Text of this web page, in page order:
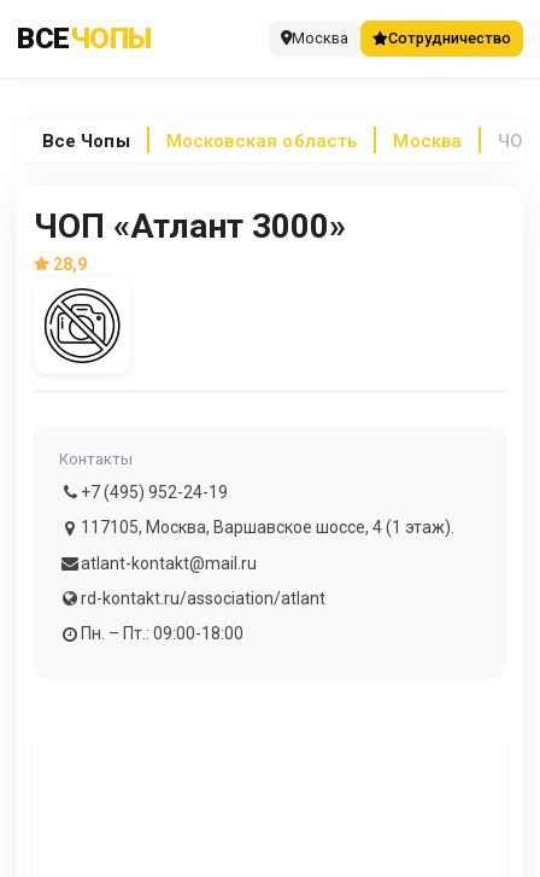
ВСЕЧОПЫ Москва Сотрудничество
Все Чопы Московская область Москва ЧОП
ЧОП «Атлант 3000»
28,9
Контакты
+7 (495) 952-24-19
117105, Москва, Варшавское шоссе, 4 (1 этаж).
atlant-kontakt@mail.ru
rd-kontakt.ru/association/atlant
Пн. – Пт.: 09:00-18:00